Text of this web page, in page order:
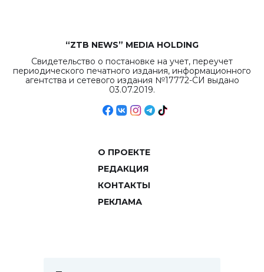
“ZTB NEWS” MEDIA HOLDING
Свидетельство о постановке на учет, переучет
периодического печатного издания, информационного
агентства и сетевого издания №17772-СИ выдано
03.07.2019.
О ПРОЕКТЕ
РЕДАКЦИЯ
КОНТАКТЫ
РЕКЛАМА